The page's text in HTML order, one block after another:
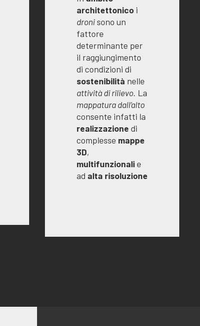
architettonico i
dronisono un
fattore
determinante per
il raggiungimento
di condizioni di
sostenibilità nelle
attività di rilievo. La
mappatura dall’alto
consente infatti la
realizzazione di
complesse mappe
3D,
multifunzionalie
ad alta risoluzione